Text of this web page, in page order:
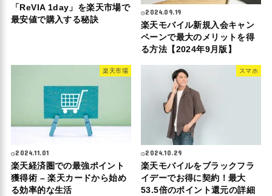
「ReVIA 1day」を楽天市場で
最安値で購入する秘訣
2024.09.19
楽天モバイル新規入会キャン
ペーンで最大のメリットを得
る方法【2024年9月版】
楽天市場
2024.11.01
楽天経済圏での最強ポイント
獲得術 – 楽天カードから始め
る効率的な生活
スマホ
2024.10.29
楽天モバイルをブラックフラ
イデーでお得に契約！最大
53.5倍のポイント還元の詳細